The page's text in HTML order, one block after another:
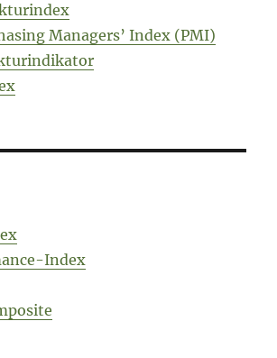
Managers’ Index (PMI)
Index